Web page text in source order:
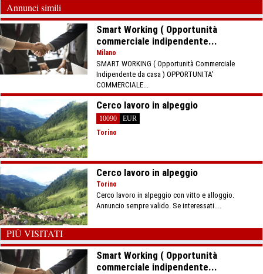
Annunci simili
Smart Working ( Opportunità
commerciale indipendente...
Milano
SMART WORKING ( Opportunità Commerciale
Indipendente da casa ) OPPORTUNITA’
COMMERCIALE...
Cerco lavoro in alpeggio
10090
EUR
Torino
Cerco lavoro in alpeggio
Torino
Cerco lavoro in alpeggio con vitto e alloggio.
Annuncio sempre valido. Se interessati....
PIÙ VISITATI
Smart Working ( Opportunità
commerciale indipendente...